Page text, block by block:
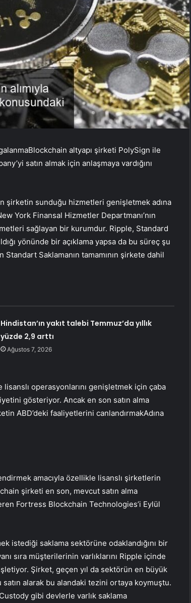
Blockchain altyapı şirketi PolySign ile
satın almak için anlaşmaya vardığını
şirketin sunduğu hizmetleri genişletmek adına
York Finansal Hizmetler Departmanı’nın
sağlayan bir kurumdur. Ripple, Standard
yönünde bir açıklama yapsa da bu süreç şu
Standart Saklamanın tamamının şirkete dahil
Hindistan’ın yakıt talebi Temmuz’da yıllık
yüzde 2,9 arttı
Ağustos 7, 2026
operasyonlarını genişletmek için çaba
gösteriyor. Ancak en son satın alma
ABD’deki faaliyetlerini canlandırmakAdına
amacıyla özellikle lisanslı şirketlerin
şirketi en son, mevcut satın alma
Fortress Blockchain Technologies’i Eylül
istediği saklama sektörüne odaklandığını bir
sıra müşterilerinin varlıklarını Ripple içinde
Şirket, geçen yıl da sektörün en büyük
alarak bu alandaki tezini ortaya koymuştu.
gibi devlerle varlık saklama